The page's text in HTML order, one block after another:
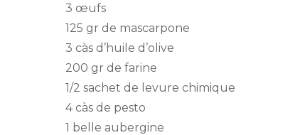
3 œufs
125 gr de mascarpone
3 càs d’huile d’olive
200 gr de farine
1/2 sachet de levure chimique
4 càs de pesto
1 belle aubergine